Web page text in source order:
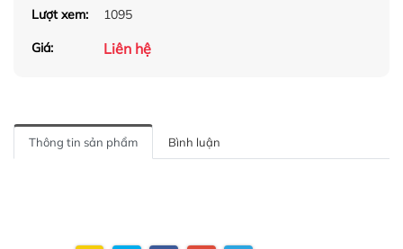
Lượt xem: 1095
Giá: Liên hệ
Thông tin sản phẩm Bình luận